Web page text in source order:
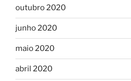
outubro 2020
junho 2020
maio 2020
abril 2020